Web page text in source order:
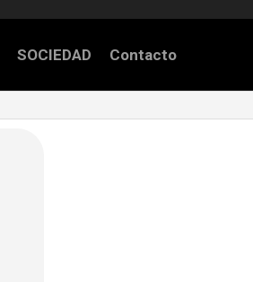
SOCIEDAD Contacto